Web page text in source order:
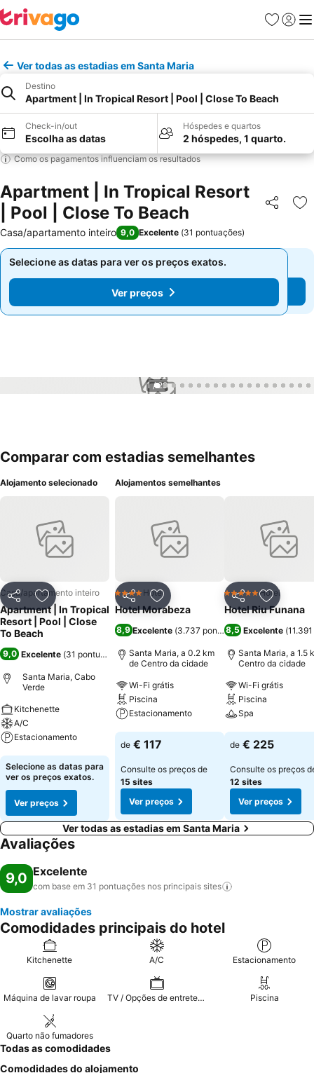
Favoritos
Iniciar
Ver todas as estadias em Santa Maria
Destino
Apartment | In Tropical Resort | Pool | Close To Beach
Check-in/out
Escolha as datas
Hóspedes e quartos
2 hóspedes, 1 quarto.
Como os pagamentos influenciam os resultados
Apartment | In Tropical Resort
| Pool | Close To Beach
Partilhar
Casa/apartamento inteiro 9,0 Excelente (31 pontuações)
Selecione as datas para ver os preços exatos.
Ver preços
Selecione as datas para ver os preços exatos.
Ver preços
1 / 29
Comparar com estadias semelhantes
Alojamento selecionado
PartilharAdicionar aos favoritos
Casa/apartamento inteiro
Apartment | In Tropical
Resort | Pool | Close
To Beach
9,0 Excelente (31 pontuações)
Santa Maria, Cabo
Verde
Kitchenette
A/C
Estacionamento
Ver preços
Selecione as datas para
ver os preços exatos.
Ver preços
Alojamentos semelhantes
PartilharAdicionar aos favoritos
4 EstrelasHotel
Hotel Morabeza
8,9Excelente (3.737 pontuações)
Santa Maria, a 0.2 km
de Centro da cidade
Wi-Fi grátis
Piscina
Estacionamento
Ver preços
de € 117
Consulte os preços de
15 sites
Ver preços
Partilhar
5 EstrelasHotel
Hotel Riu Funana
8,5 Excelente (
Santa Maria, a 1.5
Centro da cidade
Wi-Fi grátis
Piscina
Spa
Ver preços
de € 225
Consulte os preços
12 sites
Ver preços
Ver todas as estadias em Santa Maria
Avaliações
9,0 Excelente
com base em 31 pontuações nos principais sites
Mostrar avaliações
Comodidades principais do hotel
Kitchenette A/C Estacionamento
Máquina de lavar roupa TV / Opções de entretenimento Piscina
Quarto não fumadores
Todas as comodidades
Comodidades do alojamento